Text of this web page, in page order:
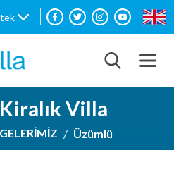
Villa
Üzümlü